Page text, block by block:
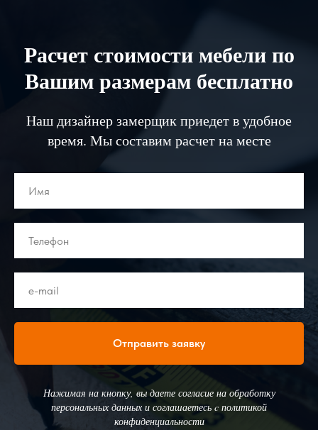
Расчет стоимости мебели по
Вашим размерам бесплатно
Наш дизайнер замерщик приедет в удобное
время. Мы составим расчет на месте
Отправить заявку
Нажимая на кнопку, вы даете согласие на обработку
персональных данных и соглашаетесь c политикой
конфиденциальности